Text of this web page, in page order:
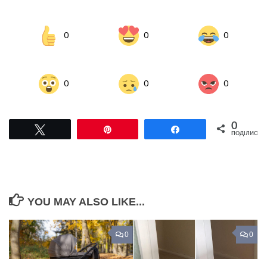
0 0 0
0 0 0
Поділитися0
ПОДІЛИСЬ
YOU MAY ALSO LIKE...
0 0